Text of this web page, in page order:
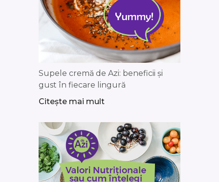
Supele cremă de Azi: beneficii și
gust în fiecare lingură
Citește mai mult